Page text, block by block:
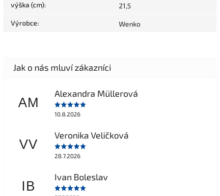
výška (cm): 21,5
Výrobce: Wenko
AM
Alexandra Müllerová
10.8.2026
VV
Veronika Veličková
28.7.2026
IB
Ivan Boleslav